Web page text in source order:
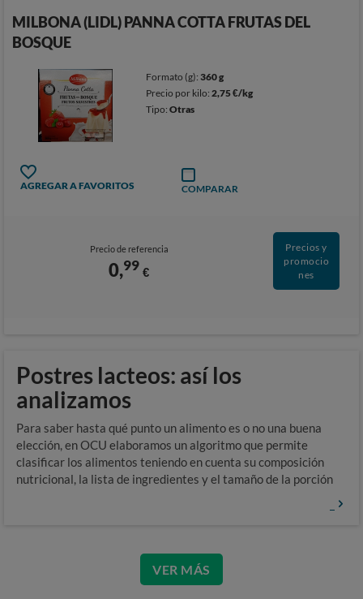
MILBONA (LIDL) PANNA COTTA FRUTAS DEL
BOSQUE
Formato (g):360 g
Precio por kilo:2,75 €/kg
Tipo:Otras
AGREGAR A FAVORITOS COMPARAR
Precio de referencia
0,99 €
Precios y
promocio
nes
Postres lacteos: así los
analizamos
Para saber hasta qué punto un alimento es o no una buena
elección, en OCU elaboramos un algoritmo que permite
clasificar los alimentos teniendo en cuenta su composición
nutricional, la lista de ingredientes y el tamaño de la porción
VER MÁS